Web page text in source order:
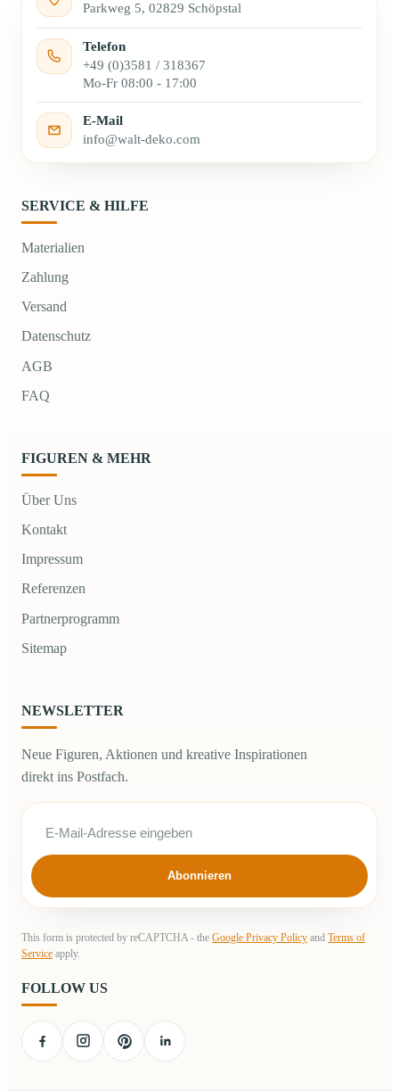
Parkweg 5, 02829 Schöpstal
Telefon
+49 (0)3581 / 318367
Mo-Fr 08:00 - 17:00
E-Mail
info@walt-deko.com
SERVICE & HILFE
Materialien
Zahlung
Versand
Datenschutz
AGB
FAQ
FIGUREN & MEHR
Über Uns
Kontakt
Impressum
Referenzen
Partnerprogramm
Sitemap
NEWSLETTER
Neue Figuren, Aktionen und kreative Inspirationen
direkt ins Postfach.
Abonnieren
This form is protected by reCAPTCHA - the Google Privacy Policy and Terms of
Service apply.
FOLLOW US